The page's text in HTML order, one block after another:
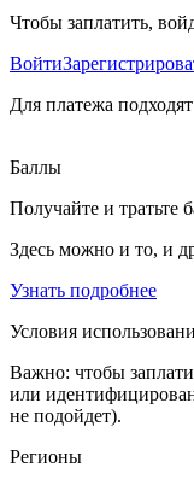
Чтобы заплатить,
Войти
Для платежа
Баллы
Получайте и тратьте
Здесь можно и то, и
Узнать подробнее
Условия
Важно: чтобы
или
не подойдет).
Регионы